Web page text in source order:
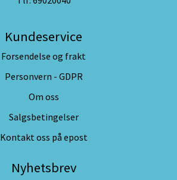
Kundeservice
Forsendelse og frakt
Personvern - GDPR
Om oss
Salgsbetingelser
Kontakt oss på epost
Nyhetsbrev